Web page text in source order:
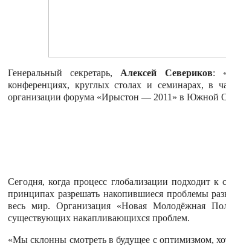
Генеральный секретарь, Алексей Севериков:
конференциях, круглых столах и семинарах, в
организации форума «Ирыстон — 2011» в Южной
Сегодня, когда процесс глобализации подходит
принципах разрешать накопившиеся проблемы
весь мир. Организация «Новая Молодёжная
существующих накапливающихся проблем.
«Мы склонны смотреть в будущее с оптимизмом,